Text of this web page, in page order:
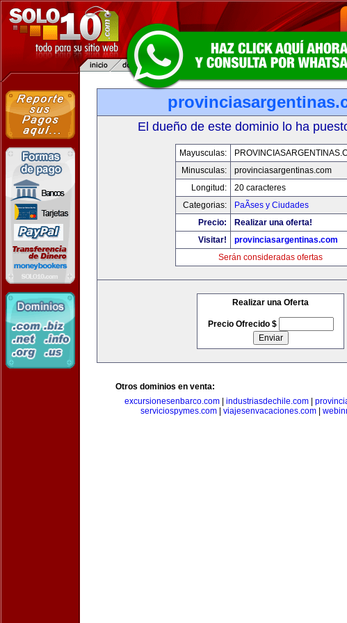
El dueño de este dominio lo ha
Mayusculas:
Minusculas:
provinciasargentinas.com
Longitud:
20 caracteres
Categorias:
PaÃ­ses y Ciudades
Precio:
Realizar una oferta!
Visitar!
provinciasargentinas.com
Serán consideradas ofertas
Realizar una Oferta
Precio Ofrecido $
Otros dominios en venta:
excursionesenbarco.com
industriasdechile.com
serviciospymes.com
viajesenvacaciones.com